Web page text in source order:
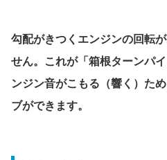
勾配がきつくエンジンの回転
せん。これが「箱根ターンパ
ンジン音がこもる（響く）た
ブができます。